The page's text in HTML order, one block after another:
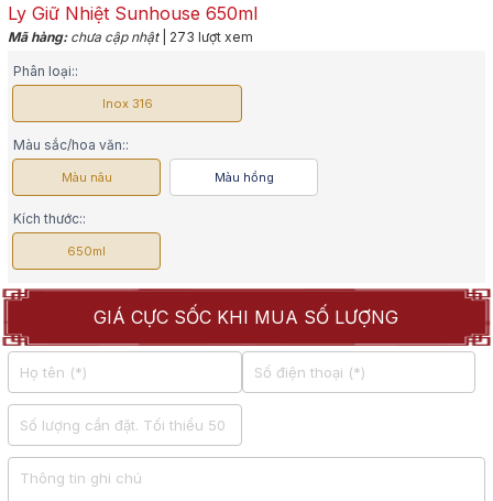
Ly Giữ Nhiệt Sunhouse 650ml
Mã hàng:chưa cập nhật| 273 lượt xem
Phân loại::
Inox 316
Màu sắc/hoa văn::
Màu nâu Màu hồng
Kích thước::
650ml
GIÁ CỰC SỐC KHI MUA SỐ LƯỢNG